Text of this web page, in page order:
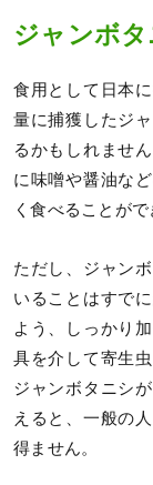
ジャンボ
食用として日本
量に捕獲したジ
るかもしれませ
に味噌や醤油な
く食べることがで
ただし、ジャン
いることはすで
よう、しっかり
具を介して寄生
ジャンボタニシ
えると、一般の
得ません。